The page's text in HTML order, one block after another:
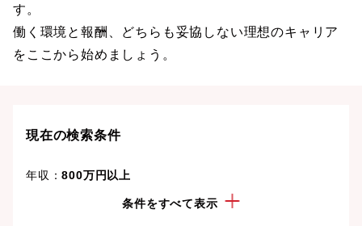
す。
働く環境と報酬、どちらも妥協しない理想のキャリア
をここから始めましょう。
現在の検索条件
年収：800万円以上
条件をすべて表示